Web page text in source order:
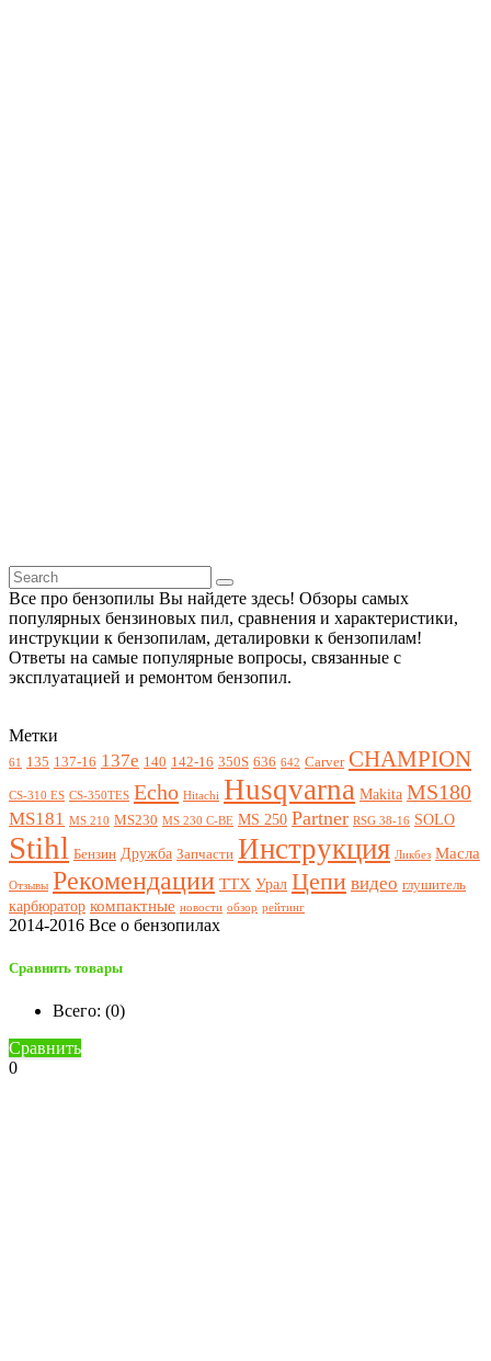
Все про бензопилы Вы найдете здесь! Обзоры самых
популярных бензиновых пил, сравнения и характеристики,
инструкции к бензопилам, деталировки к бензопилам!
Ответы на самые популярные вопросы, связанные с
эксплуатацией и ремонтом бензопил.
Метки
61 135 137-16 137e 140 142-16 350S 636 642 Carver CHAMPION
CS-310 ES CS-350TES Echo Hitachi Husqvarna Makita MS180
MS181 MS 210 MS230 MS 230 C-BE MS 250 Partner RSG 38-16 SOLO
Stihl Бензин Дружба Запчасти Инструкция Ликбез Масла
Отзывы Рекомендации ТТХ Урал Цепи видео глушитель
карбюратор компактные новости обзор рейтинг
2014-2016 Все о бензопилах
Сравнить товары
Всего: (0)
Сравнить
0